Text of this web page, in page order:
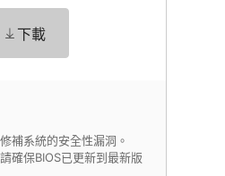
下載
補系統的安全性漏洞。
確保BIOS已更新到最新版